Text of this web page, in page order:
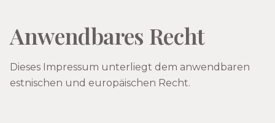
Anwendbares Recht
Dieses Impressum unterliegt dem anwendbaren
estnischen und europäischen Recht.